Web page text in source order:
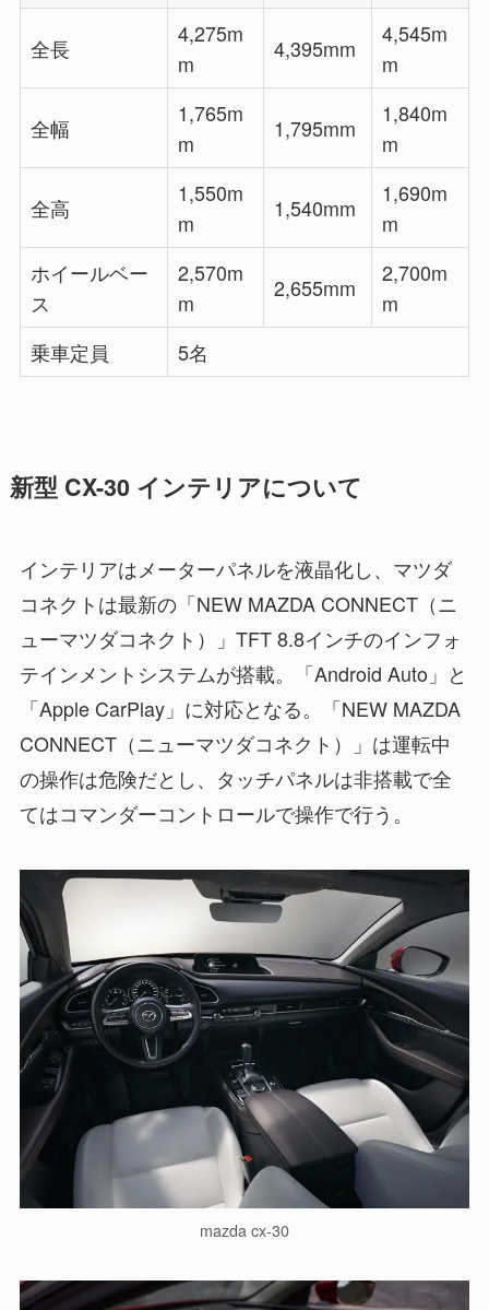
全長
4,275m
m
4,395mm
4,545m
m
全幅
1,765m
m
1,795mm
1,840m
m
全高
1,550m
m
1,540mm
1,690m
m
ホイールベー
ス
2,570m
m
2,655mm
2,700m
m
乗車定員
5名
新型 CX-30 インテリアについて
インテリアはメーターパネルを液晶化し、マツダ
コネクトは最新の「NEW MAZDA CONNECT（ニ
ューマツダコネクト）」TFT 8.8インチのインフォ
テインメントシステムが搭載。「Android Auto」と
「Apple CarPlay」に対応となる。「NEW MAZDA
CONNECT（ニューマツダコネクト）」は運転中
の操作は危険だとし、タッチパネルは非搭載で全
てはコマンダーコントロールで操作で行う。
mazda cx-30